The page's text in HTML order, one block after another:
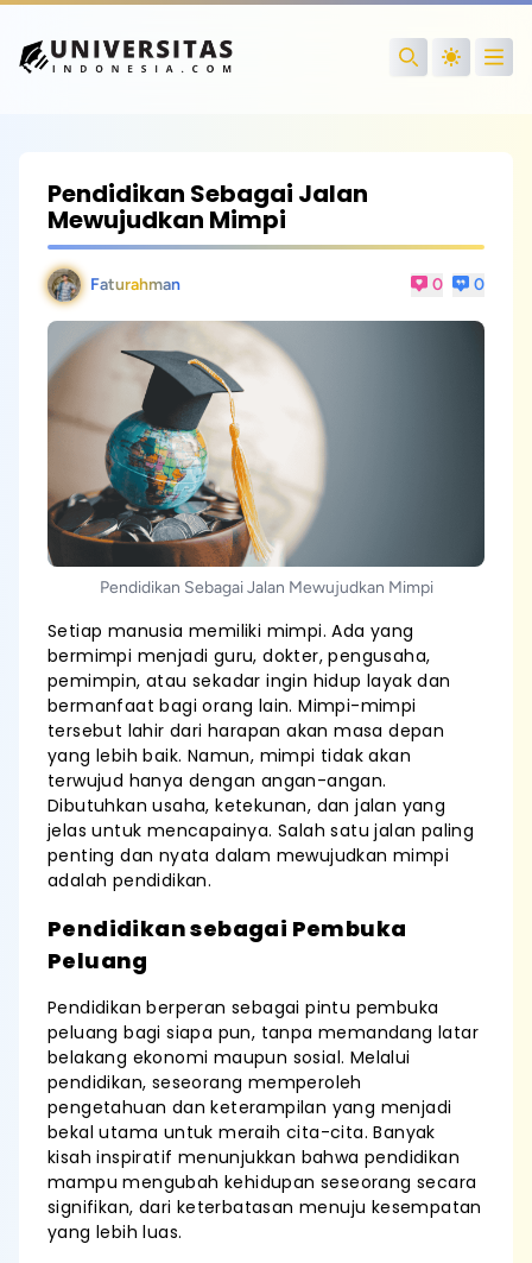
Search
Pendidikan Sebagai Jalan
Mewujudkan Mimpi
Faturahman 0 0
Pendidikan Sebagai Jalan Mewujudkan Mimpi
Setiap manusia memiliki mimpi. Ada yang
bermimpi menjadi guru, dokter, pengusaha,
pemimpin, atau sekadar ingin hidup layak dan
bermanfaat bagi orang lain. Mimpi-mimpi
tersebut lahir dari harapan akan masa depan
yang lebih baik. Namun, mimpi tidak akan
terwujud hanya dengan angan-angan.
Dibutuhkan usaha, ketekunan, dan jalan yang
jelas untuk mencapainya. Salah satu jalan paling
penting dan nyata dalam mewujudkan mimpi
adalah pendidikan.
Pendidikan sebagai Pembuka
Peluang
Pendidikan berperan sebagai pintu pembuka
peluang bagi siapa pun, tanpa memandang latar
belakang ekonomi maupun sosial. Melalui
pendidikan, seseorang memperoleh
pengetahuan dan keterampilan yang menjadi
bekal utama untuk meraih cita-cita. Banyak
kisah inspiratif menunjukkan bahwa pendidikan
mampu mengubah kehidupan seseorang secara
signifikan, dari keterbatasan menuju kesempatan
yang lebih luas.